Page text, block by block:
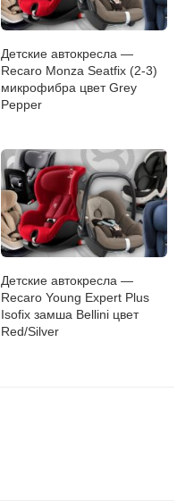
Детские автокресла —
Recaro Monza Seatfix (2-3)
микрофибра цвет Grey
Pepper
Детские автокресла —
Recaro Young Expert Plus
Isofix замша Bellini цвет
Red/Silver